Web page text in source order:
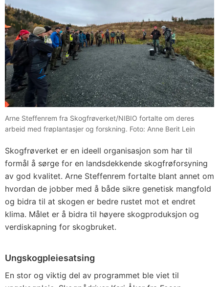
Arne Steffenrem fra Skogfrøverket/NIBIO fortalte om deres
arbeid med frøplantasjer og forskning. Foto: Anne Berit Lein
Skogfrøverket er en ideell organisasjon som har til
formål å sørge for en landsdekkende skogfrøforsyning
av god kvalitet. Arne Steffenrem fortalte blant annet om
hvordan de jobber med å både sikre genetisk mangfold
og bidra til at skogen er bedre rustet mot et endret
klima. Målet er å bidra til høyere skogproduksjon og
verdiskapning for skogbruket.
Ungskogpleiesatsing
En stor og viktig del av programmet ble viet til